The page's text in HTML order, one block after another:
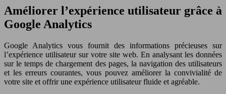
Améliorer l’expérience utilisateur grâce à
Google Analytics
Google Analytics vous fournit des informations précieuses sur
l’expérience utilisateur sur votre site web. En analysant les données
sur le temps de chargement des pages, la navigation des utilisateurs
et les erreurs courantes, vous pouvez améliorer la convivialité de
votre site et offrir une expérience utilisateur fluide et agréable.